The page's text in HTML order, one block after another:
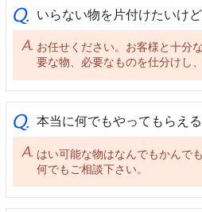
いらない物を片付けたいけ
お任せください。お客様と十分
要な物、必要なものを仕分けし
本当に何でもやってもらえ
はい可能な物はなんでもかんで
何でもご相談下さい。